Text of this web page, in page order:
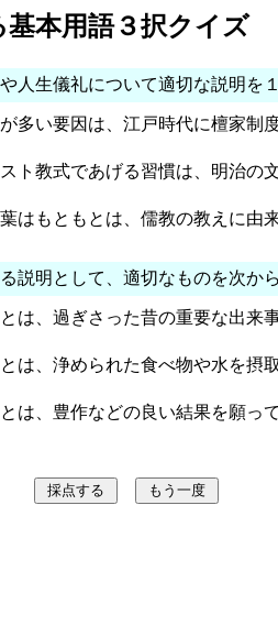
本用語３択クイズ
人生儀礼について適切な説明を
多い要因は、江戸時代に檀家制
ト教式であげる習慣は、明治の
はもともとは、儒教の教えに由
説明として、適切なものを次か
とは、過ぎさった昔の重要な出
とは、浄められた食べ物や水を
とは、豊作などの良い結果を願っ